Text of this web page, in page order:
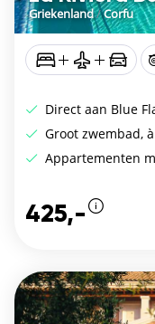
Griekenland/Corfu
Direct aan Blue
Groot zwembad,
Appartementen
425,-